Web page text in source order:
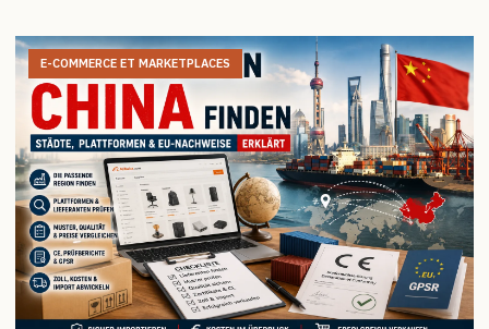
E-COMMERCE ET MARKETPLACES